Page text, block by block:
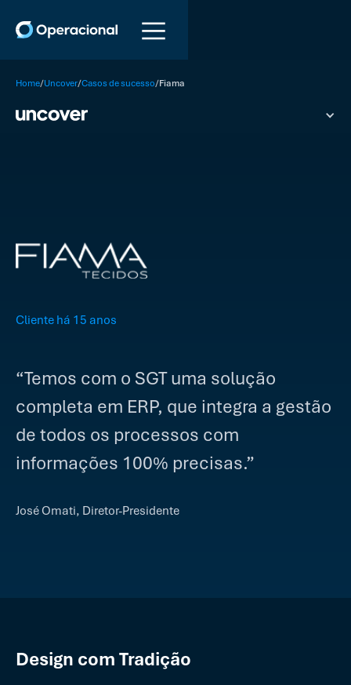
Home/Uncover/Casos de sucesso/Fiama
Cliente há 15 anos
“Temos com o SGT uma solução
completa em ERP, que integra a gestão
de todos os processos com
informações 100% precisas.”
José Omati, Diretor-Presidente
Design com Tradição